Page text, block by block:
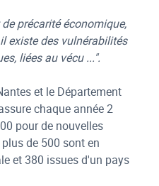
précarité économique,
existe des vulnérabilités
liées au vécu ...".
et le Département
chaque année 2
pour de nouvelles
de 500 sont en
et 380 issues d'un pays